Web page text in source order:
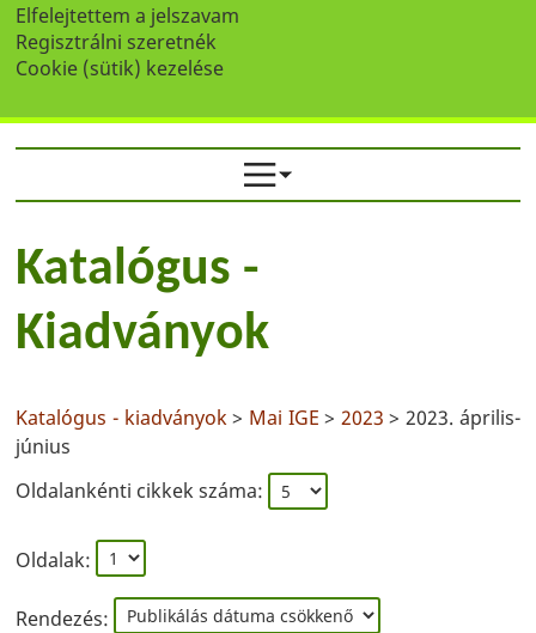
Elfelejtettem a jelszavam
Regisztrálni szeretnék
Cookie (sütik) kezelése
Katalógus -
Kiadványok
Katalógus - kiadványok> Mai IGE > 2023 > 2023. április-
június
Oldalankénti cikkek száma:
Oldalak:
Rendezés: